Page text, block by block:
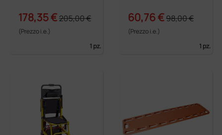
178,35 €205,00 €
(Prezzo i.e.)
1 pz.
60,76 €98,00 €
(Prezzo i.e.)
1 pz.